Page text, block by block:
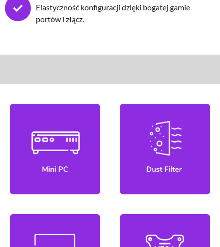
Elastyczność konfiguracji dzięki bogatej gamie
portów i złącz.